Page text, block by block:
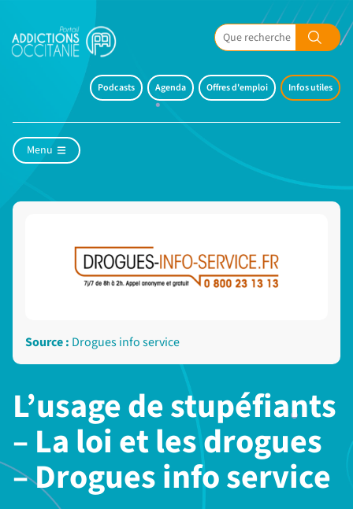
Podcasts Agenda Offres d'emploi Infos utiles
Menu
L’usage de stupéfiants
– La loi et les drogues
– Drogues info service
Source : Drogues info service